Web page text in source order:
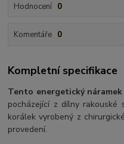
Hodnocení 0
Komentáře 0
Kompletní specifikace
Tento energetický
pocházející z dílny
korálek vyrobený z
provedení.